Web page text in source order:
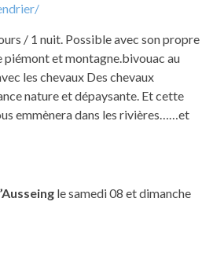
/ 1 nuit. Possible avec son propre
piémont et montagne.bivouac au
les chevaux Des chevaux
nature et dépaysante. Et cette
emmènera dans les rivières……et
le samedi 08 et dimanche